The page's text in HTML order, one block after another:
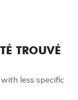
TROUVÉ
less specific